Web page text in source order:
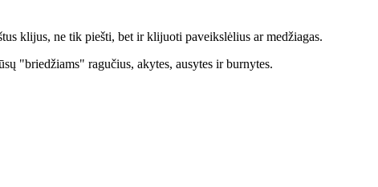
klijus, ne tik piešti, bet ir klijuoti paveikslėlius ar medžiagas.
"briedžiams" ragučius, akytes, ausytes ir burnytes.